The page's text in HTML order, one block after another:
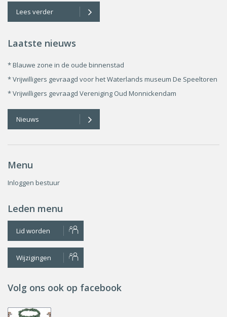
Lees verder
Laatste nieuws
* Blauwe zone in de oude binnenstad
* Vrijwilligers gevraagd voor het Waterlands museum De Speeltoren
* Vrijwilligers gevraagd Vereniging Oud Monnickendam
Nieuws
Menu
Inloggen bestuur
Leden menu
Lid worden
Wijzigingen
Volg ons ook op facebook